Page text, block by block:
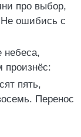
про выбор,
Не ошибись с
небеса,
произнёс:
пять,
Перенос